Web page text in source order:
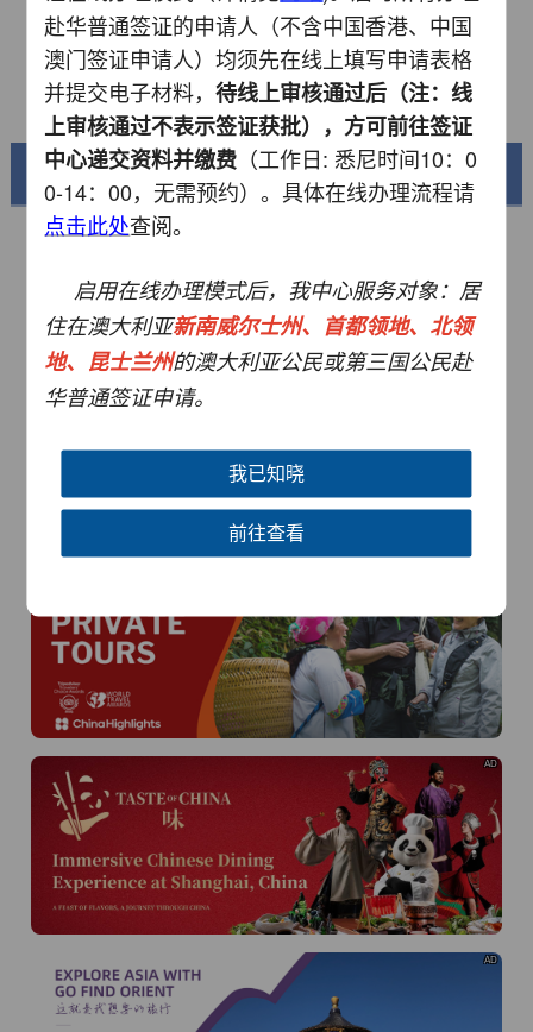
资料下载
常见问题
美丽中国
黄河流域以及蜿蜒曲折的1.8万公里海岸线
AD
AD
赴华普通签证的申请人 （不含中国香港、中国
澳门签证申请人）均须先在线上填写申请表格
并提交电子材料，待线上审核通过后 （注：线
上审核通过不表示签证获批），方可前往签证
中心递交资料并缴费 （工作日: 悉尼时间10：0
0-14：00，无需预约）。 具体在线办理流程请
点击此处查阅。
启用在线办理模式后，我中心服务对象：居
住在澳大利亚新南威尔士州、首都领地、北领
地、昆士兰州的澳大利亚公民或第三国公民赴
华普通签证申请。
我已知晓
前往查看